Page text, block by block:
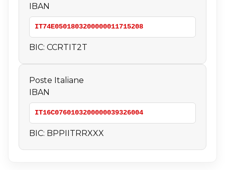
IBAN
IT74E0501803200000011715208
BIC: CCRTIT2T
Poste Italiane
IBAN
IT16C0760103200000039326004
BIC: BPPIITRRXXX